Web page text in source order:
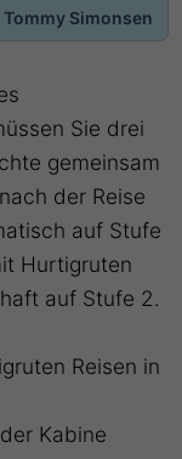
Simonsen
Sie drei
gemeinsam
der Reise
auf Stufe
Hurtigruten
auf Stufe 2.
Reisen in
Kabine